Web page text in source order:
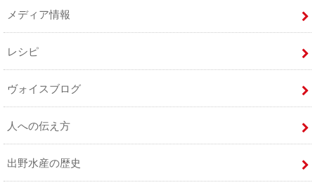
メディア情報
レシピ
ヴォイスブログ
人への伝え方
出野水産の歴史